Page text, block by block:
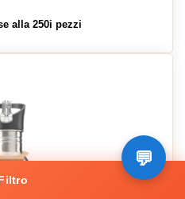
alla 250i pezzi